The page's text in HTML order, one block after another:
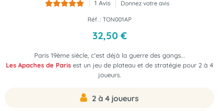
1 Avis Donnez votre avis
Réf. : TON001AP
32,50 €
Paris 19ème siècle, c'est déjà la guerre des gangs...
Les Apaches de Paris est un jeu de plateau et de stratégie pour 2 à 4
joueurs.
2 à 4 joueurs